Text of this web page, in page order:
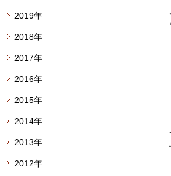
2019年
2018年
2017年
2016年
2015年
2014年
2013年
2012年